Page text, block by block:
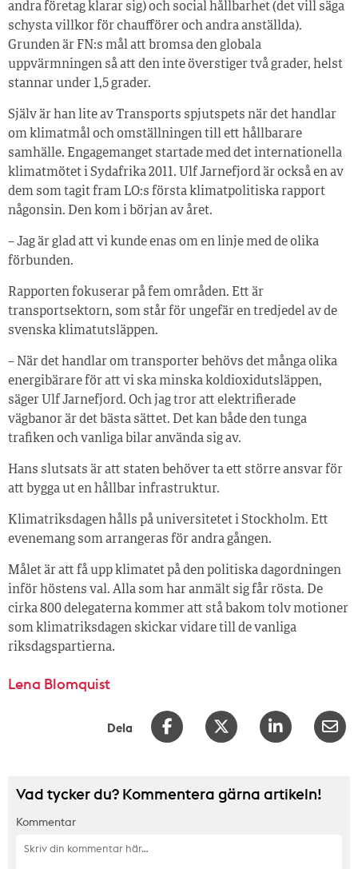
andra företag klarar sig) och social hållbarhet (det vill säga
schysta villkor för chaufförer och andra anställda).
Grunden är FN:s mål att bromsa den globala
uppvärmningen så att den inte överstiger två grader, helst
stannar under 1,5 grader.
Själv är han lite av Transports spjutspets när det handlar
om klimatmål och omställningen till ett hållbarare
samhälle. Engagemanget startade med det internationella
klimatmötet i Sydafrika 2011. Ulf Jarnefjord är också en av
dem som tagit fram LO:s första klimatpolitiska rapport
någonsin. Den kom i början av året.
– Jag är glad att vi kunde enas om en linje med de olika
förbunden.
Rapporten fokuserar på fem områden. Ett är
transportsektorn, som står för ungefär en tredjedel av de
svenska klimatutsläppen.
– När det handlar om transporter behövs det många olika
energibärare för att vi ska minska koldioxidutsläppen,
säger Ulf Jarnefjord. Och jag tror att elektrifierade
vägbanor är det bästa sättet. Det kan både den tunga
trafiken och vanliga bilar använda sig av.
Hans slutsats är att staten behöver ta ett större ansvar för
att bygga ut en hållbar infrastruktur.
Klimatriksdagen hålls på universitetet i Stockholm. Ett
evenemang som arrangeras för andra gången.
Målet är att få upp klimatet på den politiska dagordningen
inför höstens val. Alla som har anmält sig får rösta. De
cirka 800 delegaterna kommer att stå bakom tolv motioner
som klimatriksdagen skickar vidare till de vanliga
riksdagspartierna.
Lena Blomquist
Dela
Vad tycker du? Kommentera gärna artikeln!
Kommentar